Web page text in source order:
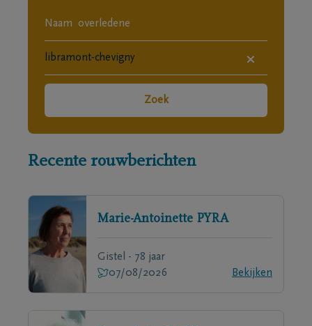
×
Zoek
Recente rouwberichten
Marie-Antoinette PYRA
Gistel - 78 jaar
07/08/2026
Bekijken